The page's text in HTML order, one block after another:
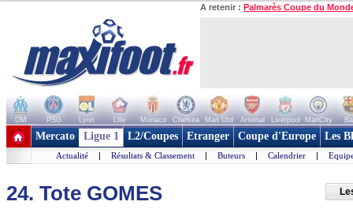
A retenir : Palmarès Coupe du
OM PSG Lyon Lille Monaco Chelsea Man Utd Arsenal Liverpool ManCity
+ de clubs
Mercato Ligue 1 L2/Coupes Etranger Coupe d'Europe Les
Actualité | Résultats & Classement | Buteurs | Calendrier |
24. Tote GOMES